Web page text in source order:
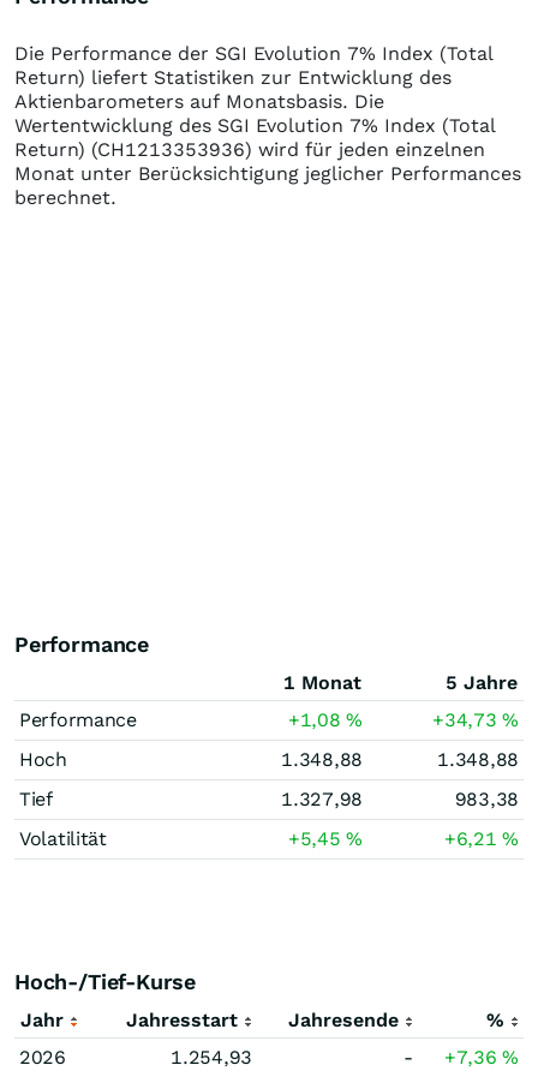
Die Performance der SGI Evolution 7% Index (Total
Return) liefert Statistiken zur Entwicklung des
Aktienbarometers auf Monatsbasis. Die
Wertentwicklung des SGI Evolution 7% Index (Total
Return) (CH1213353936) wird für jeden einzelnen
Monat unter Berücksichtigung jeglicher Performances
berechnet.
Performance
1 Monat
5 Jahre
Performance
+1,08% +34,73%
Hoch
1.348,88
1.348,88
Tief
1.327,98
983,38
Volatilität
+5,45% +6,21%
Hoch-/Tief-Kurse
Jahr Jahresstart Jahresende
%
2026
1.254,93 - +7,36%